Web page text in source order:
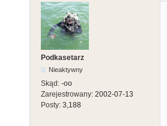
Podkasetarz
Nieaktywny
Skąd: -oo
Zarejestrowany: 2002-07-13
Posty: 3,188